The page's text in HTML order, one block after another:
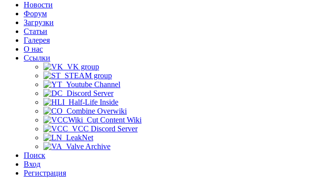
Новости
Форум
Загрузки
Статьи
Галерея
О нас
Ссылки
VK group
STEAM group
Youtube Channel
Discord Server
Half-Life Inside
Combine Overwiki
Cut Content Wiki
VCC Discord Server
LeakNet
Valve Archive
Поиск
Вход
Регистрация